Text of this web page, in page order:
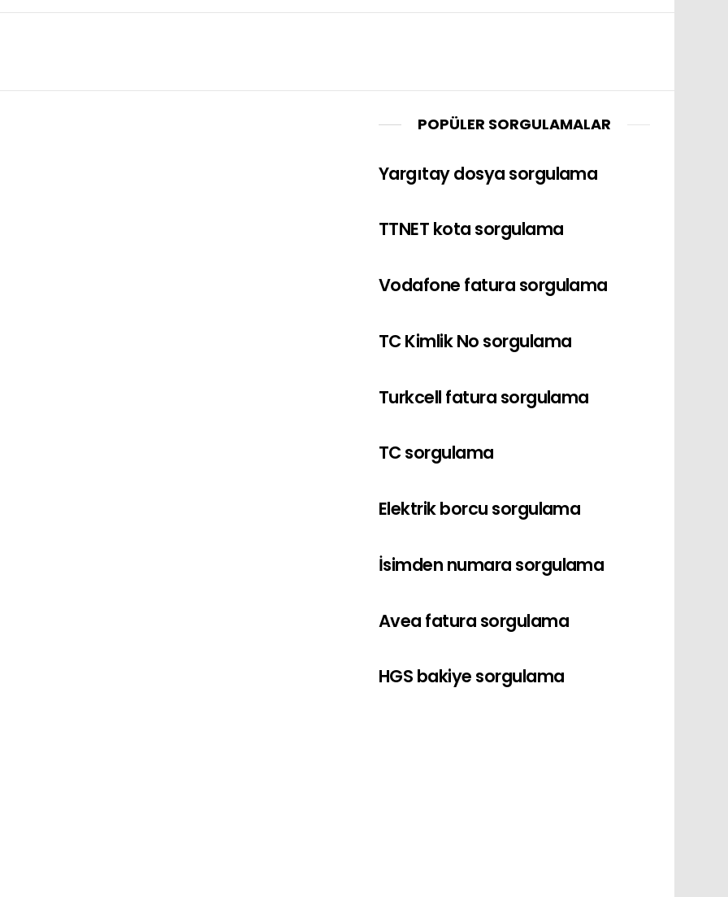
POPÜLER SORGULAMALAR
Yargıtay dosya sorgulama
TTNET kota sorgulama
Vodafone fatura sorgulama
TC Kimlik No sorgulama
Turkcell fatura sorgulama
TC sorgulama
Elektrik borcu sorgulama
İsimden numara sorgulama
Avea fatura sorgulama
HGS bakiye sorgulama